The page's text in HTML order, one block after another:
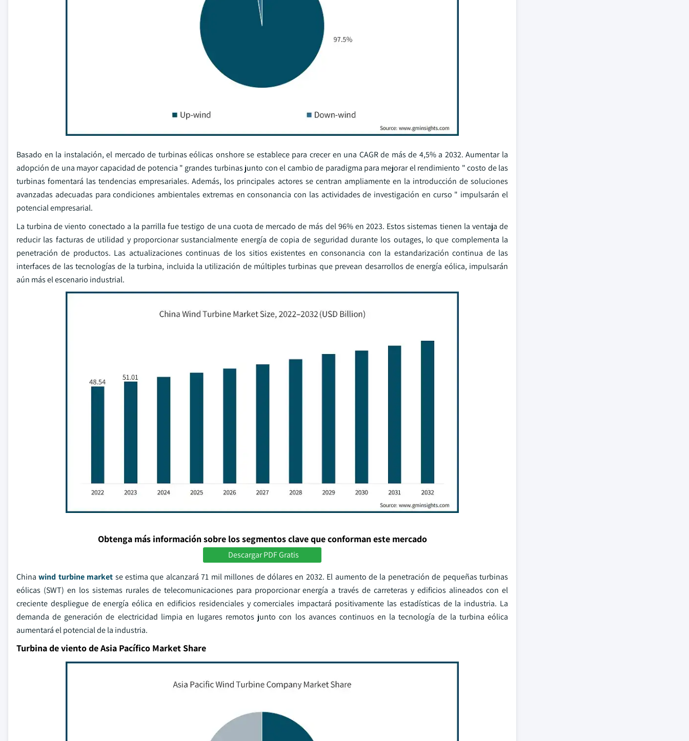
Basado en la instalación, el mercado de turbinas eólicas onshore se establece para crecer en una CAGR de más de 4,5% a 2032. Aumentar la
adopción de una mayor capacidad de potencia " grandes turbinas junto con el cambio de paradigma para mejorar el rendimiento " costo de las
turbinas fomentará las tendencias empresariales. Además, los principales actores se centran ampliamente en la introducción de soluciones
avanzadas adecuadas para condiciones ambientales extremas en consonancia con las actividades de investigación en curso " impulsarán el
potencial empresarial.
La turbina de viento conectado a la parrilla fue testigo de una cuota de mercado de más del 96% en 2023. Estos sistemas tienen la ventaja de
reducir las facturas de utilidad y proporcionar sustancialmente energía de copia de seguridad durante los outages, lo que complementa la
penetración de productos. Las actualizaciones continuas de los sitios existentes en consonancia con la estandarización continua de las
interfaces de las tecnologías de la turbina, incluida la utilización de múltiples turbinas que prevean desarrollos de energía eólica, impulsarán
aún más el escenario industrial.
Obtenga más información sobre los segmentos clave que conforman este mercado
Descargar PDF Gratis
Chinawind turbine market se estima que alcanzará 71 mil millones de dólares en 2032. El aumento de la penetración de pequeñas turbinas
eólicas (SWT) en los sistemas rurales de telecomunicaciones para proporcionar energía a través de carreteras y edificios alineados con el
creciente despliegue de energía eólica en edificios residenciales y comerciales impactará positivamente las estadísticas de la industria. La
demanda de generación de electricidad limpia en lugares remotos junto con los avances continuos en la tecnología de la turbina eólica
aumentará el potencial de la industria.
Turbina de viento de Asia Pacífico Market Share